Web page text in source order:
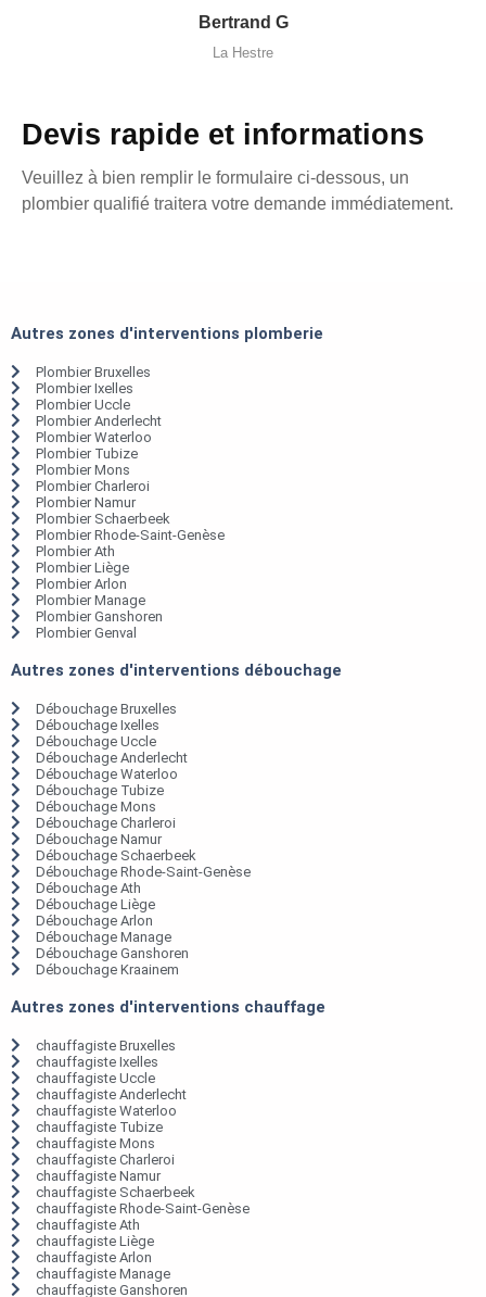
Bertrand G
La Hestre
Devis rapide et informations
Veuillez à bien remplir le formulaire ci-dessous, un
plombier qualifié traitera votre demande immédiatement.
Autres zones d'interventions plomberie
Plombier Bruxelles
Plombier Ixelles
Plombier Uccle
Plombier Anderlecht
Plombier Waterloo
Plombier Tubize
Plombier Mons
Plombier Charleroi
Plombier Namur
Plombier Schaerbeek
Plombier Rhode-Saint-Genèse
Plombier Ath
Plombier Liège
Plombier Arlon
Plombier Manage
Plombier Ganshoren
Plombier Genval
Autres zones d'interventions débouchage
Débouchage Bruxelles
Débouchage Ixelles
Débouchage Uccle
Débouchage Anderlecht
Débouchage Waterloo
Débouchage Tubize
Débouchage Mons
Débouchage Charleroi
Débouchage Namur
Débouchage Schaerbeek
Débouchage Rhode-Saint-Genèse
Débouchage Ath
Débouchage Liège
Débouchage Arlon
Débouchage Manage
Débouchage Ganshoren
Débouchage Kraainem
Autres zones d'interventions chauffage
chauffagiste Bruxelles
chauffagiste Ixelles
chauffagiste Uccle
chauffagiste Anderlecht
chauffagiste Waterloo
chauffagiste Tubize
chauffagiste Mons
chauffagiste Charleroi
chauffagiste Namur
chauffagiste Schaerbeek
chauffagiste Rhode-Saint-Genèse
chauffagiste Ath
chauffagiste Liège
chauffagiste Arlon
chauffagiste Manage
chauffagiste Ganshoren